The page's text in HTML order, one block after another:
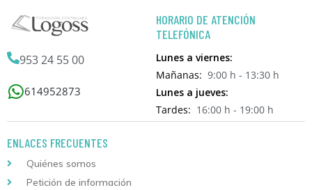
953 24 55 00
614952873
HORARIO DE ATENCIÓN
TELEFÓNICA
Lunes a viernes:
Mañanas: 9:00 h - 13:30 h
Lunes a jueves:
Tardes: 16:00 h - 19:00 h
ENLACES FRECUENTES
Quiénes somos
Petición de información